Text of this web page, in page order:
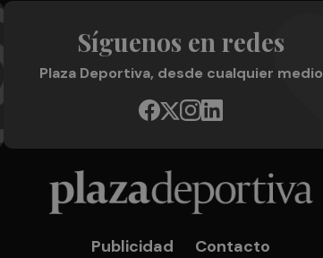
Síguenos en redes
Plaza Deportiva, desde cualquier medio
Publicidad Contacto